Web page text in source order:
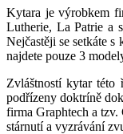
Kytara je výrobkem
Lutherie, La Patrie a
Nejčastěji se setkáte
najdete pouze 3
Zvláštností kytar této
podřízeny doktríně
firma Graphtech a
stárnutí a vyzrávání